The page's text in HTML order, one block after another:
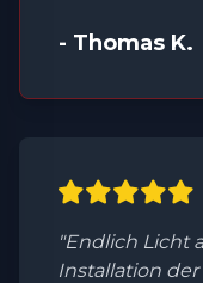
- Thomas K.
"Endlich Licht
Installation